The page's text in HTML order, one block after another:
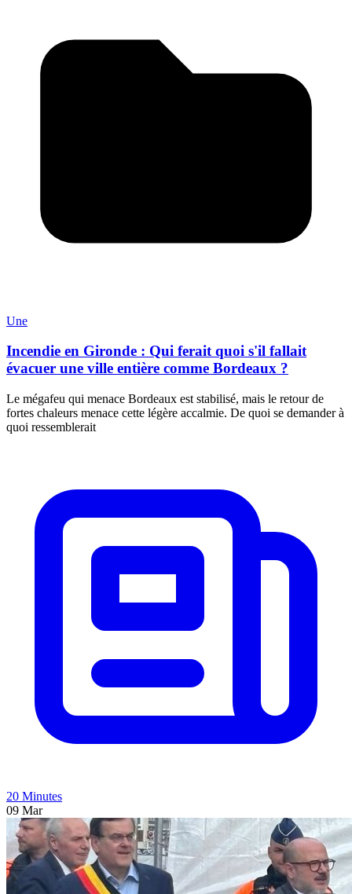
Une
Incendie en Gironde : Qui ferait quoi s'il fallait
évacuer une ville entière comme Bordeaux ?
Le mégafeu qui menace Bordeaux est stabilisé, mais le retour de
fortes chaleurs menace cette légère accalmie. De quoi se demander à
quoi ressemblerait
20 Minutes
09 Mar